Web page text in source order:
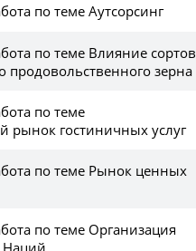
по теме Аутсорсинг
по теме Влияние сортов
продовольственного зерна
по теме
рынок гостиничных услуг
по теме Рынок ценных
по теме Организация